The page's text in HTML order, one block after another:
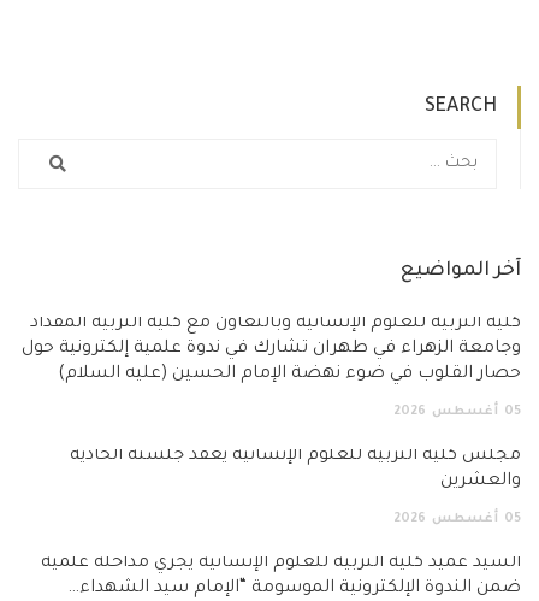
SEARCH
آخر المواضيع
كلية التربية للعلوم الإنسانية وبالتعاون مع كلية التربية المقداد
وجامعة الزهراء في طهران تشارك في ندوة علمية إلكترونية حول
حصار القلوب في ضوء نهضة الإمام الحسين (عليه السلام)
05 أغسطس 2026
مجلس كلية التربية للعلوم الإنسانية يعقد جلسته الحادية
والعشرين
05 أغسطس 2026
السيد عميد كلية التربية للعلوم الإنسانية يجري مداخلة علمية
ضمن الندوة الإلكترونية الموسومة “الإمام سيد الشهداء…